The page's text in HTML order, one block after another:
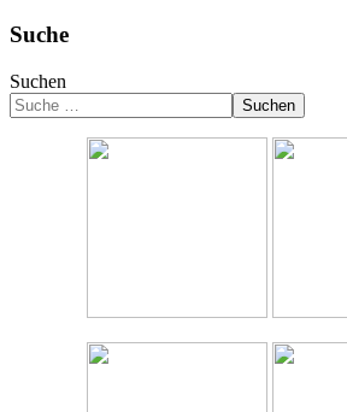
Suche
Suchen
Suchen